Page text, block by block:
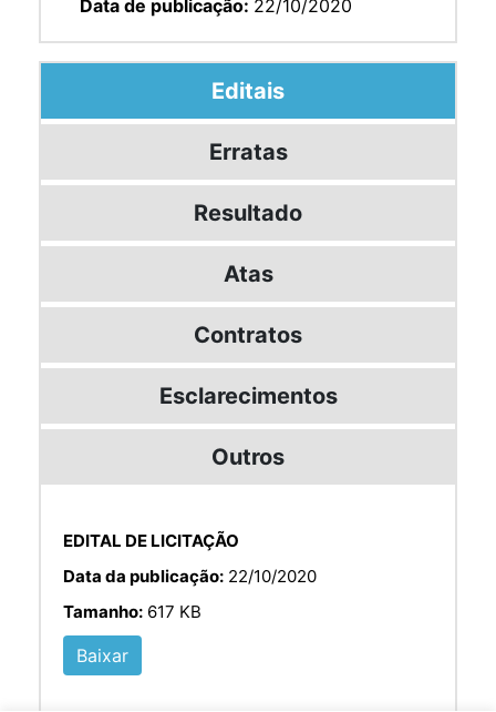
Data de publicação: 22/10/2020
Editais
Erratas
Resultado
Atas
Contratos
Esclarecimentos
Outros
EDITAL DE LICITAÇÃO
Data da publicação: 22/10/2020
Tamanho: 617 KB
Baixar